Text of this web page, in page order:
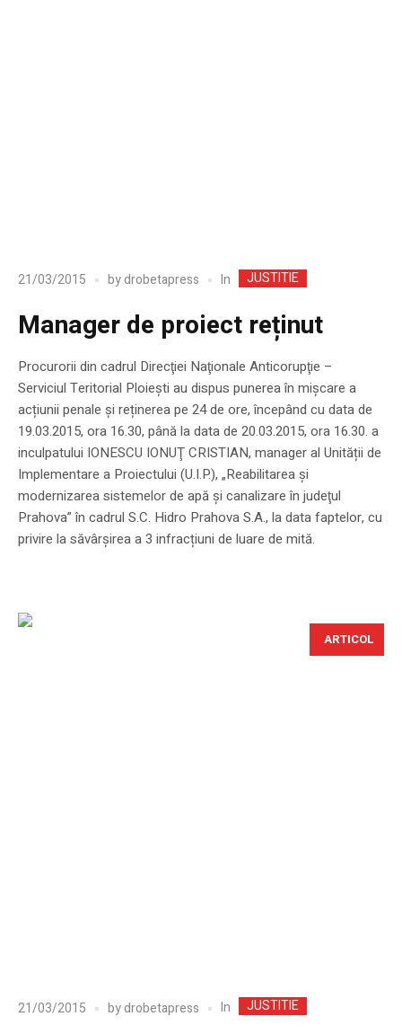
21/03/2015 bydrobetapress In JUSTITIE
Manager de proiect reținut
Procurorii din cadrul Direcţiei Naţionale Anticorupţie –
Serviciul Teritorial Ploiești au dispus punerea în mișcare a
acțiunii penale și reținerea pe 24 de ore, începând cu data de
19.03.2015, ora 16.30, până la data de 20.03.2015, ora 16.30. a
inculpatului IONESCU IONUŢ CRISTIAN, manager al Unității de
Implementare a Proiectului (U.I.P.), „Reabilitarea şi
modernizarea sistemelor de apă şi canalizare în judeţul
Prahova” în cadrul S.C. Hidro Prahova S.A., la data faptelor, cu
privire la săvârşirea a 3 infracțiuni de luare de mită.
ARTICOL
21/03/2015 bydrobetapress In JUSTITIE